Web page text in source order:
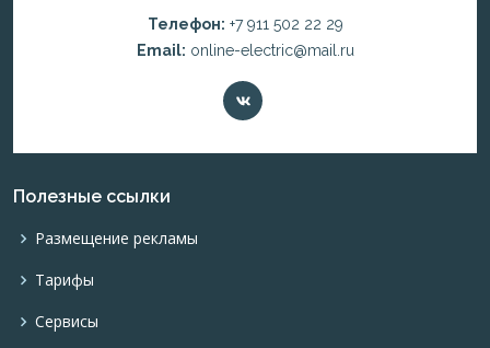
Телефон: +7 911 502 22 29
Email: online-electric@mail.ru
Полезные ссылки
Размещение рекламы
Тарифы
Сервисы